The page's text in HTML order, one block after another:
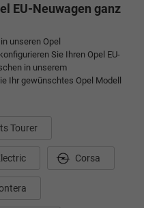
EU-Neuwagen ganz
unseren Opel
Sie Ihren Opel EU-
in unserem
Ihr gewünschtes Opel Modell
Tourer
Corsa